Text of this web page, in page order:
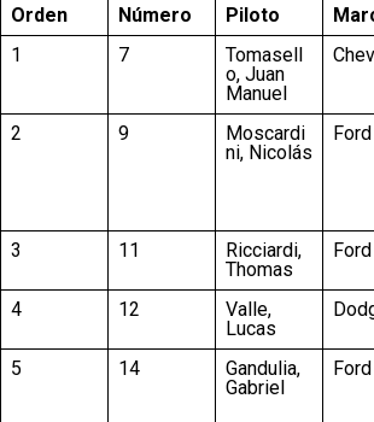
Orden
Número Piloto
1
7
Tomasell
o, Juan
Manuel
2 9
Moscardi
ni, Nicolás
Ford
3
11
Ricciardi,
Thomas
Ford
4
12
Valle,
Lucas
5
14
Gandulia,
Gabriel
Ford